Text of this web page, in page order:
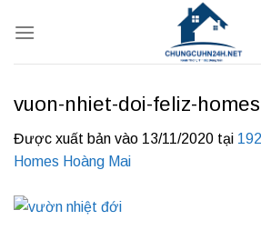
qua
vuon-nhiet-doi-feliz-homes
Được xuất bản vào 13/11/2020 tại
Homes Hoàng Mai